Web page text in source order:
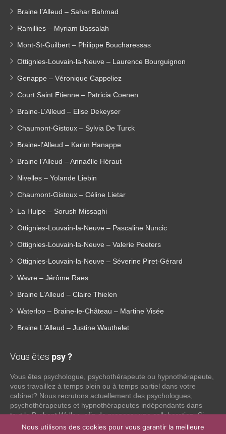
Braine l’Alleud – Sahar Bahmad
Ramillies – Myriam Bassalah
Mont-St-Guilbert – Philippe Boucharessas
Ottignies-Louvain-la-Neuve – Laurence Bourguignon
Genappe – Véronique Cappeliez
Court Saint Etienne – Patricia Coenen
Braine-L’Alleud – Elise Dekeyser
Chaumont-Gistoux – Sylvia De Turck
Braine-l’Alleud – Karim Hanappe
Braine l’Alleud – Annaëlle Héraut
Nivelles – Yolande Liebin
Chaumont-Gistoux – Céline Lietar
La Hulpe – Sorush Missaghi
Ottignies-Louvain-la-Neuve – Pascaline Nuncic
Ottignies-Louvain-la-Neuve – Valerie Peeters
Ottignies-Louvain-la-Neuve – Séverine Piret-Gérard
Wavre – Jérôme Raes
Braine L’Alleud – Claire Thielen
Waterloo – Braine-le-Château – Martine Visée
Braine L’Alleud – Justine Wauthelet
Vous êtes psy ?
Vous êtes psychologue, psychothérapeute ou hypnothérapeute,
vous travaillez à temps plein ou à temps partiel dans votre
cabinet? Nous recrutons actuellement des psychologues,
psychothérapeutes et hypnothérapeutes indépendants dans
tout le Brabant Wallon, afin de proposer une collaboration. Si
vous souhaitez obtenir plus d’informations sur ce que nous
Nous utilisons des cookies pour vous garantir la meilleure